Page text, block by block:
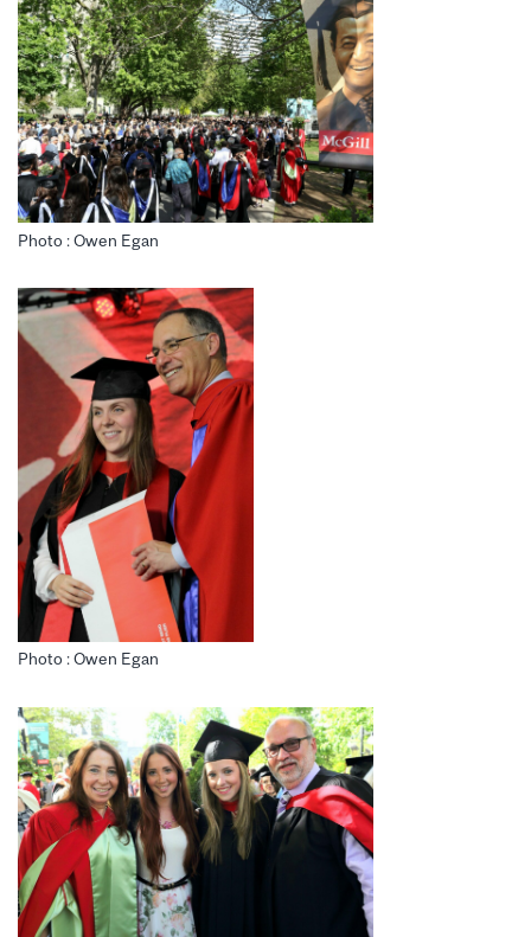
Photo : Owen Egan
Photo : Owen Egan